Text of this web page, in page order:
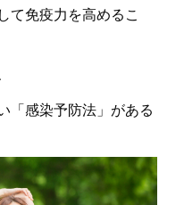
て免疫力を高めるこ
「感染予防法」がある